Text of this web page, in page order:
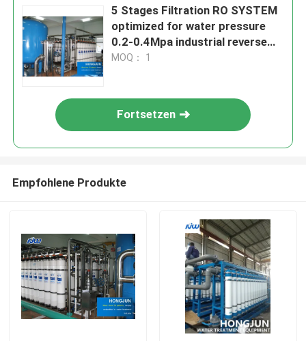
5 Stages Filtration RO SYSTEM
optimized for water pressure
0.2-0.4Mpa industrial reverse
osmosis water filtration system
MOQ： 1
Fortsetzen
Empfohlene Produkte